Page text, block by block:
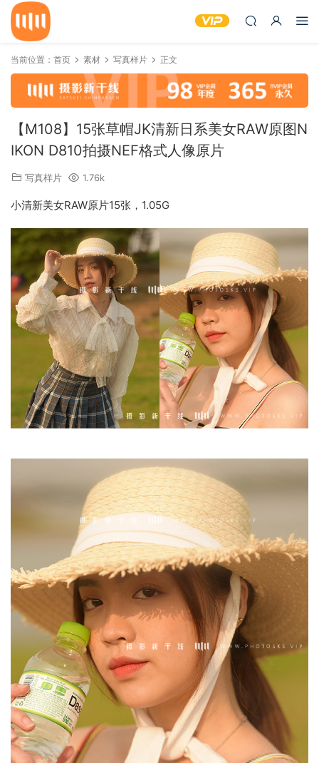
当前位置： 首页 素材 写真样片 正文
【M108】15张草帽JK清新日系美女RAW原图N
IKON D810拍摄NEF格式人像原片
写真样片 1.76k
小清新美女RAW原片15张，1.05G